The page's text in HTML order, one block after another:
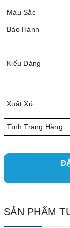
Màu Sắc
Bảo Hành
Kiểu Dáng
Xuất Xứ
Tình Trạng Hàng
SẢN PHẨM